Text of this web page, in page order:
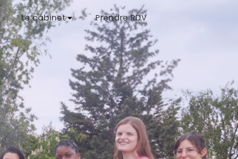
Le cabinet Prendre RDV